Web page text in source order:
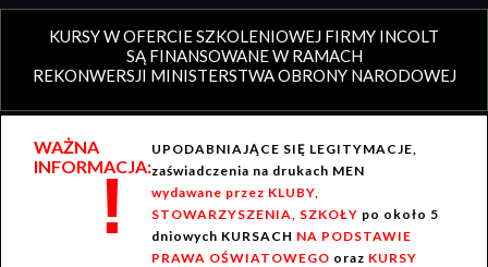
KURSY W OFERCIE SZKOLENIOWEJ FIRMY INCOLT
SĄ FINANSOWANE W RAMACH
REKONWERSJI MINISTERSTWA OBRONY NARODOWEJ
WAŻNA
INFORMACJA:
!
UPODABNIAJĄCE SIĘ LEGITYMACJE,
zaświadczenia na drukach MEN
wydawane przez KLUBY,
STOWARZYSZENIA, SZKOŁY po około 5
dniowych KURSACH NA PODSTAWIE
PRAWA OŚWIATOWEGO oraz KURSY